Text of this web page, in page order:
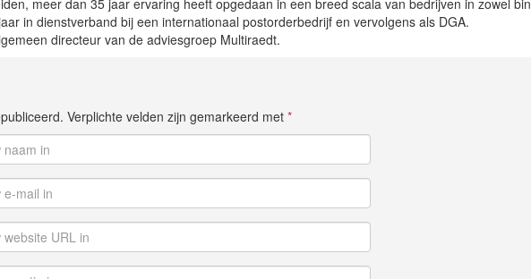
meer dan 35 jaar ervaring heeft opgedaan in een breed scala van bedrijven in zowel
in dienstverband bij een internationaal postorderbedrijf en vervolgens als DGA.
directeur van de adviesgroep Multiraedt.
Verplichte velden zijn gemarkeerd met *